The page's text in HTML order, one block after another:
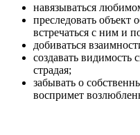
навязываться
преследовать объект
встречаться с ним и
добиваться
создавать видимость
страдая;
забывать о
воспримет